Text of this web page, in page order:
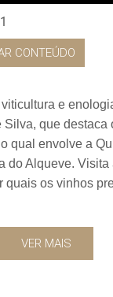
CONTEÚDO
e
que destaca
qual envolve a
do Alqueve. Visita
quais os vinhos
VER MAIS